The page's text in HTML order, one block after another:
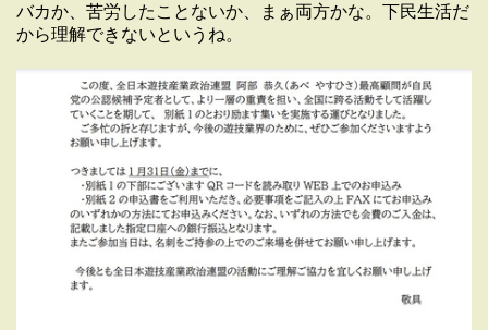
バカか、苦労したことないか、まぁ両方かな。下民生活だ
から理解できないというね。